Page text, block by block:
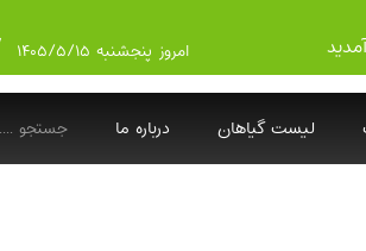
امروز پنجشنبه ۱۴۰۵/۵/۱۵
لیست گیاهان درباره ما